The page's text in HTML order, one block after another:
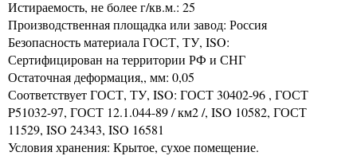
Истираемость, не более г/кв.м.: 25
Производственная площадка или завод: Россия
Безопасность материала ГОСТ, ТУ, ISO:
Сертифицирован на территории РФ и СНГ
Остаточная деформация,, мм: 0,05
Соответствует ГОСТ, ТУ, ISO: ГОСТ 30402-96 , ГОСТ
P51032-97, ГОСТ 12.1.044-89 / км2 /, ISO 10582, ГОСТ
11529, ISO 24343, ISO 16581
Условия хранения: Крытое, сухое помещение.